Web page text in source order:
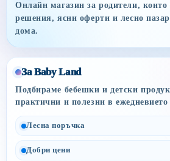
Онлайн магазин за родители,
решения, ясни оферти и лесно
дома.
За Baby Land
Подбираме бебешки и детски
практични и полезни в ежедневието
Лесна поръчка
Добри цени